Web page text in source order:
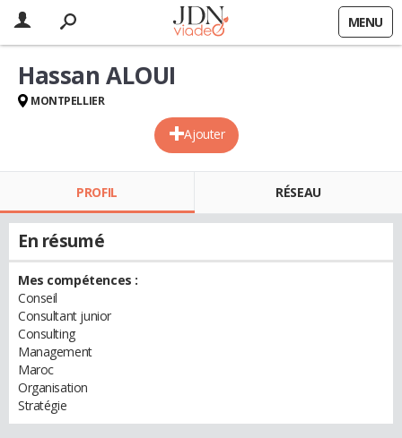
MENU
Ajouter
Hassan ALOUI
MONTPELLIER
PROFIL RÉSEAU
En résumé
Mes compétences :
Conseil
Consultant junior
Consulting
Management
Maroc
Organisation
Stratégie